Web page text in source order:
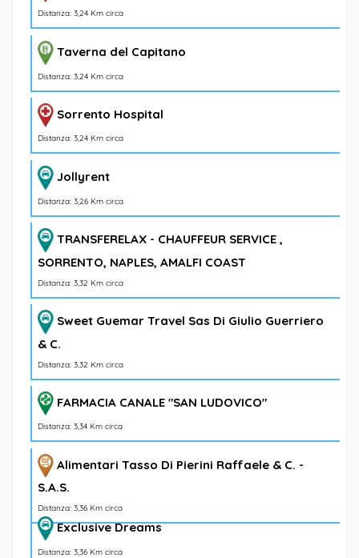
Distanza: 3,24 Km circa
Taverna del Capitano
Distanza: 3,24 Km circa
Sorrento Hospital
Distanza: 3,24 Km circa
Jollyrent
Distanza: 3,26 Km circa
TRANSFERELAX - CHAUFFEUR SERVICE ,
SORRENTO, NAPLES, AMALFI COAST
Distanza: 3,32 Km circa
Sweet Guemar Travel Sas Di Giulio Guerriero
& C.
Distanza: 3,32 Km circa
FARMACIA CANALE "SAN LUDOVICO"
Distanza: 3,34 Km circa
Alimentari Tasso Di Pierini Raffaele & C. -
S.A.S.
Distanza: 3,36 Km circa
Exclusive Dreams
Distanza: 3,36 Km circa